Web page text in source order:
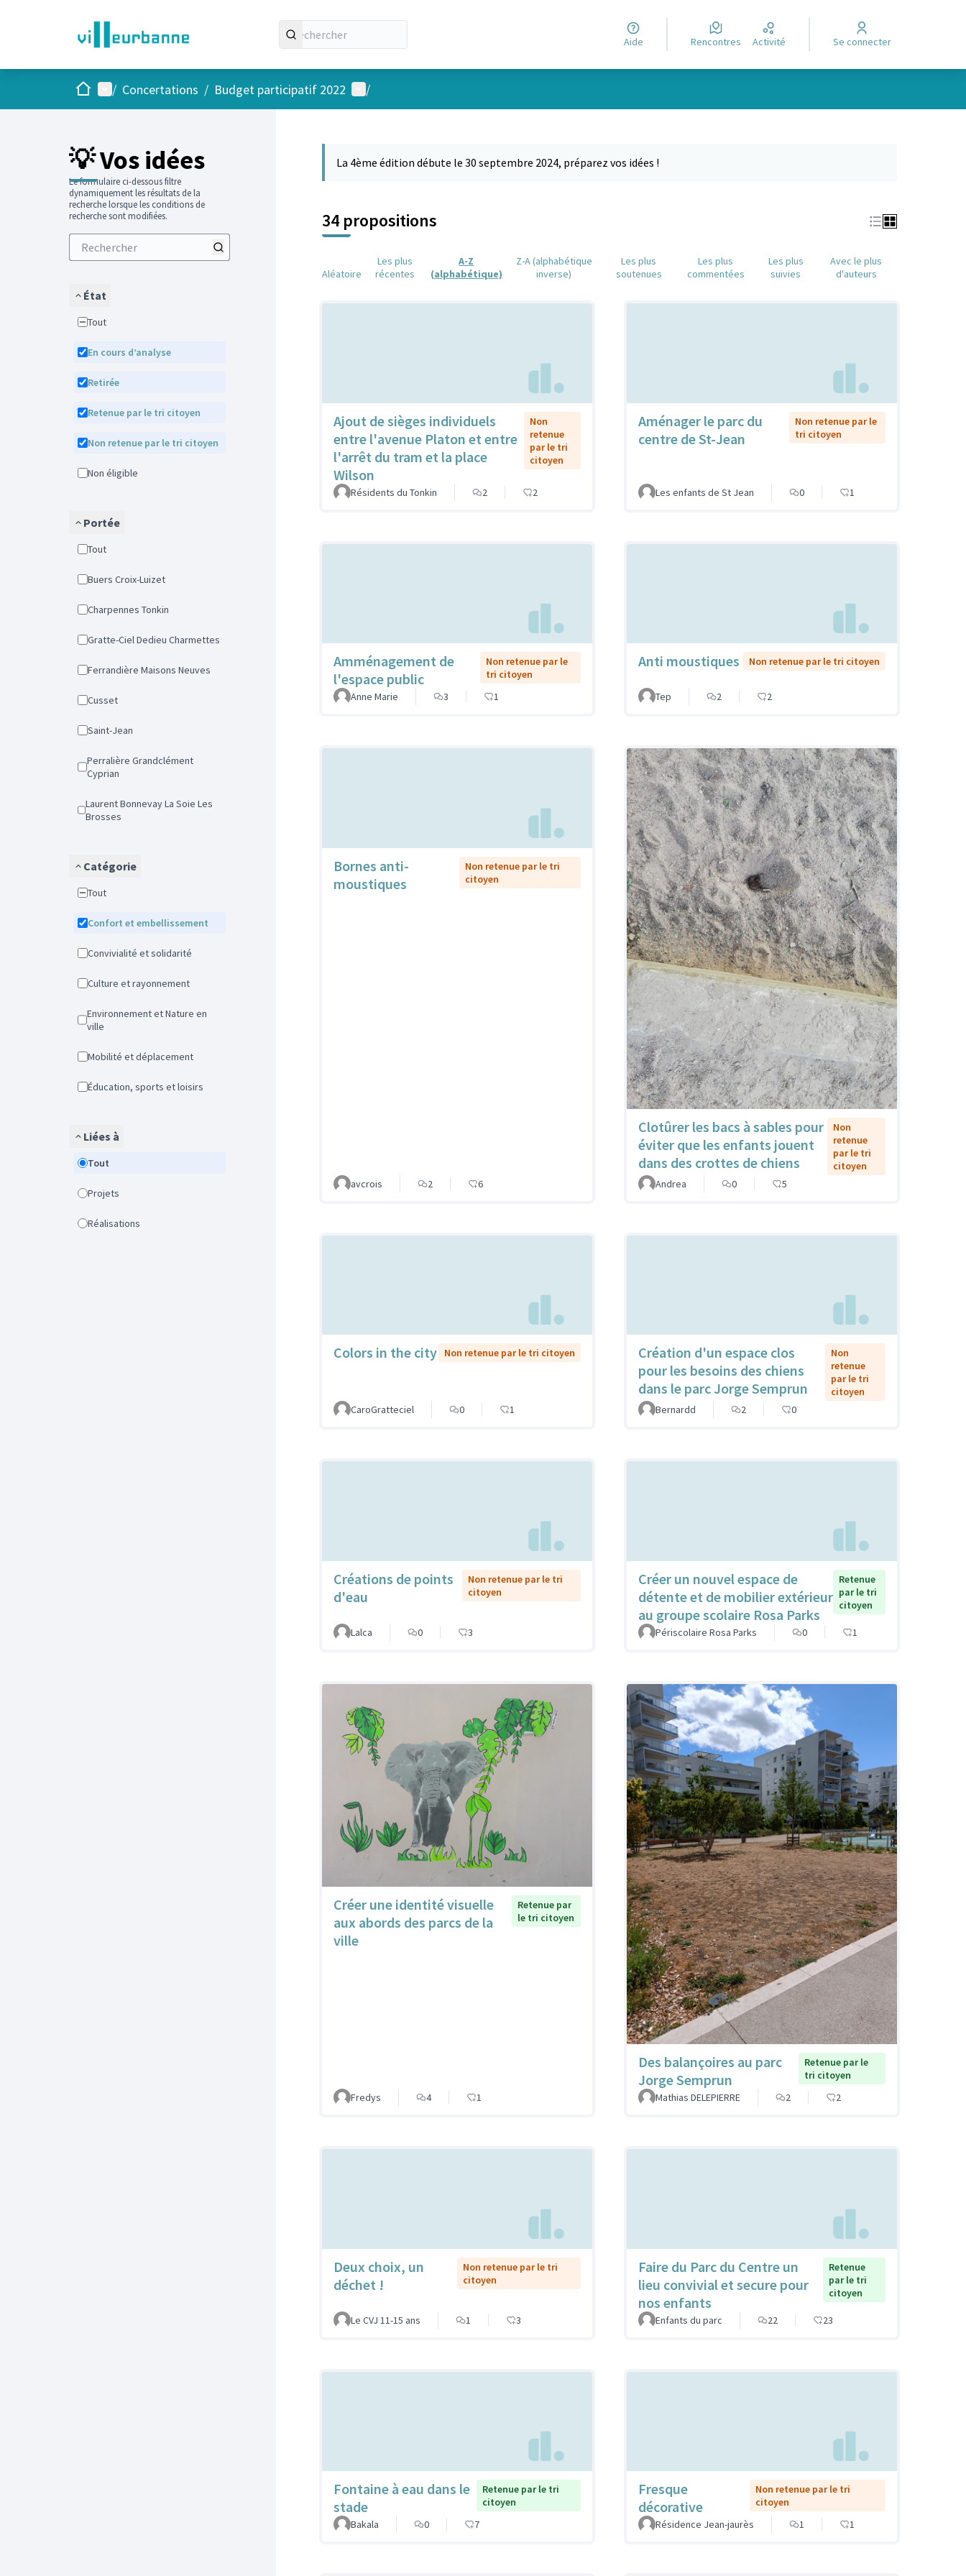
Aide Rencontres Activité Se connecter
AccueilMenu principal
/ Concertations / Budget participatif 2022 Menu utilisateur
/
💡 Vos idées
Le formulaire ci-dessous filtre
dynamiquement les résultats de la
recherche lorsque les conditions de
recherche sont modifiées.
État
Tout
En cours d’analyse
Retirée
Retenue par le tri citoyen
Non retenue par le tri citoyen
Non éligible
Portée
Tout
Buers Croix-Luizet
Charpennes Tonkin
Gratte-Ciel Dedieu Charmettes
Ferrandière Maisons Neuves
Cusset
Saint-Jean
Perralière Grandclément
Cyprian
Laurent Bonnevay La Soie Les
Brosses
Catégorie
Tout
Confort et embellissement
Convivialité et solidarité
Culture et rayonnement
Environnement et Nature en
ville
Mobilité et déplacement
Éducation, sports et loisirs
Liées à
Tout
Projets
Réalisations
La 4ème édition débute le 30 septembre 2024, préparez vos idées !
34 propositions
Aléatoire
Les plus
récentes
A-Z
(alphabétique)
Z-A (alphabétique
inverse)
Les plus
soutenues
Les plus
commentées
Les plus
suivies
Avec le plus
d'auteurs
Ajout de sièges individuels
entre l'avenue Platon et entre
l'arrêt du tram et la place
Wilson
Non
retenue
par le tri
citoyen
Résidents du Tonkin 2 2
Aménager le parc du
centre de St-Jean
Non retenue par le
tri citoyen
Les enfants de St Jean 0 1
Amménagement de
l'espace public
Non retenue par le
tri citoyen
Anne Marie
3 1
Anti moustiques Non retenue par le tri citoyen
Tep 2 2
Bornes anti-
moustiques
Non retenue par le tri
citoyen
avcrois 2 6
Clotûrer les bacs à sables pour
éviter que les enfants jouent
dans des crottes de chiens
Non
retenue
par le tri
citoyen
Andrea
0 5
Colors in the city Non retenue par le tri citoyen
CaroGratteciel 0 1
Création d'un espace clos
pour les besoins des chiens
dans le parc Jorge Semprun
Non
retenue
par le tri
citoyen
Bernardd
2 0
Créations de points
d'eau
Non retenue par le tri
citoyen
Lalca 0 3
Créer un nouvel espace de
détente et de mobilier extérieur
au groupe scolaire Rosa Parks
Retenue
par le tri
citoyen
Périscolaire Rosa Parks 0 1
Créer une identité visuelle
aux abords des parcs de la
ville
Retenue par
le tri citoyen
Fredys 4 1
Des balançoires au parc
Jorge Semprun
Retenue par le
tri citoyen
Mathias DELEPIERRE
2 2
Deux choix, un
déchet !
Non retenue par le tri
citoyen
Le CVJ 11-15 ans 1 3
Faire du Parc du Centre un
lieu convivial et secure pour
nos enfants
Retenue
par le tri
citoyen
Enfants du parc 22 23
Fontaine à eau dans le
stade
Retenue par le tri
citoyen
Bakala
0 7
Fresque
décorative
Non retenue par le tri
citoyen
Résidence Jean-jaurès
1 1